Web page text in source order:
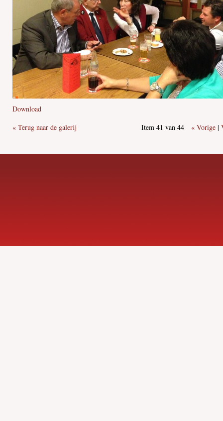
Download
« Terug naar de galerij
Item 41 van 44 « Vorige |